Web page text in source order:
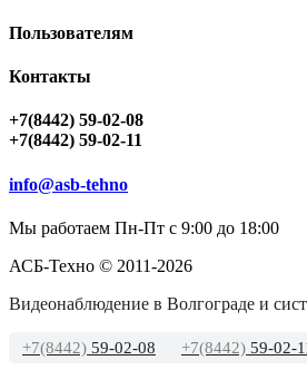
Пользователям
Контакты
+7(8442) 59-02-08
+7(8442) 59-02-11
info@asb-tehno
Мы работаем Пн-Пт с 9:00 до 18:00
АСБ-Техно © 2011-2026
Видеонаблюдение в Волгограде и
+7(8442) 59-02-08 +7(8442) 59-02-